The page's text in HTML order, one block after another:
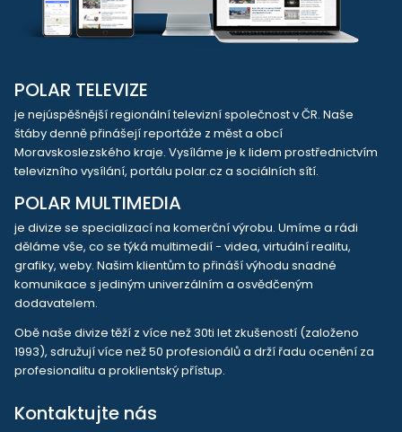
POLAR TELEVIZE
je nejúspěšnější regionální televizní společnost v ČR. Naše
štáby denně přinášejí reportáže z měst a obcí
Moravskoslezského kraje. Vysíláme je k lidem prostřednictvím
televizního vysílání, portálu polar.cz a sociálních sítí.
POLAR MULTIMEDIA
je divize se specializací na komerční výrobu. Umíme a rádi
děláme vše, co se týká multimedií - videa, virtuální realitu,
grafiky, weby. Našim klientům to přináší výhodu snadné
komunikace s jediným univerzálním a osvědčeným
dodavatelem.
Obě naše divize těží z více než 30ti let zkušeností (založeno
1993), sdružují více než 50 profesionálů a drží řadu ocenění za
profesionalitu a proklientský přístup.
Kontaktujte nás